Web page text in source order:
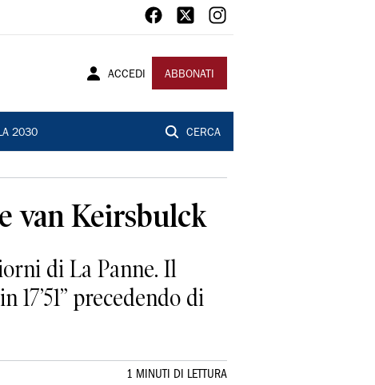
ACCEDI ABBONATI
2030 CERCA
van Keirsbulck
di La Panne. Il
precedendo di
1 MINUTI DI LETTURA